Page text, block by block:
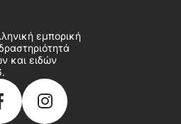
εμπορική
και ειδών